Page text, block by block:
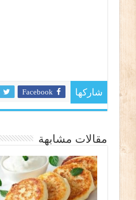
شاركها Facebook
مقالات مشابهة